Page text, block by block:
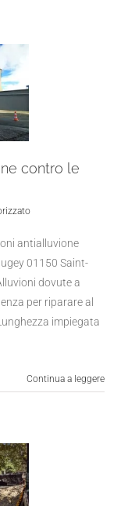
contro le
antialluvione
01150 Saint-
dovute a
per riparare al
impiegata
Continua a leggere